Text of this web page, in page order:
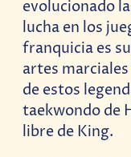
evolucionado
lucha en los
franquicia es
artes
de estos
taekwondo de
libre de King.